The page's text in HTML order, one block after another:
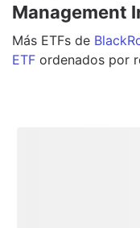
Management
Más ETFs de
ETF ordenados por